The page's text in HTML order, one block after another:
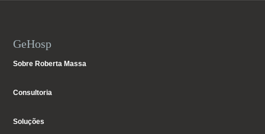
GeHosp
Sobre Roberta Massa
Consultoria
Soluções